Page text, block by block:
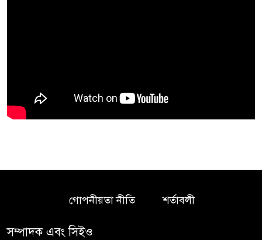
গোপনীয়তা নীতি শর্তাবলী
সম্পাদক এবং সিইও